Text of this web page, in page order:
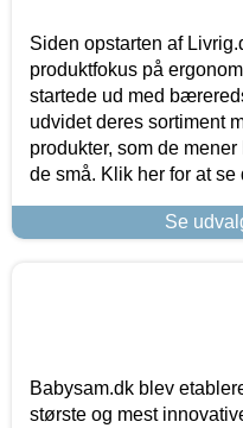
Siden opstarten af
produktfokus på
startede ud med
udvidet deres sortiment
produkter, som de
de små. Klik her for at se
Se
Babysam.dk blev
største og mest